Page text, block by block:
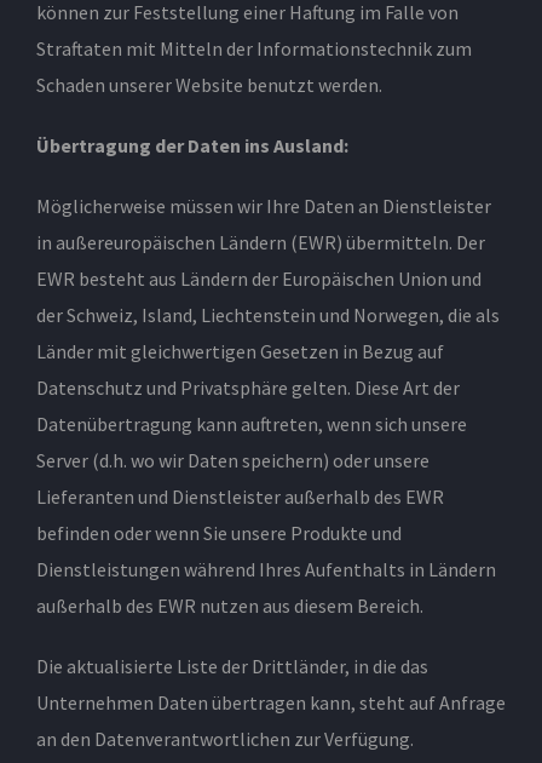
können zur Feststellung einer Haftung im Falle von
Straftaten mit Mitteln der Informationstechnik zum
Schaden unserer Website benutzt werden.
Übertragung der Daten ins Ausland:
Möglicherweise müssen wir Ihre Daten an Dienstleister
in außereuropäischen Ländern (EWR) übermitteln. Der
EWR besteht aus Ländern der Europäischen Union und
der Schweiz, Island, Liechtenstein und Norwegen, die als
Länder mit gleichwertigen Gesetzen in Bezug auf
Datenschutz und Privatsphäre gelten. Diese Art der
Datenübertragung kann auftreten, wenn sich unsere
Server (d.h. wo wir Daten speichern) oder unsere
Lieferanten und Dienstleister außerhalb des EWR
befinden oder wenn Sie unsere Produkte und
Dienstleistungen während Ihres Aufenthalts in Ländern
außerhalb des EWR nutzen aus diesem Bereich.
Die aktualisierte Liste der Drittländer, in die das
Unternehmen Daten übertragen kann, steht auf Anfrage
an den Datenverantwortlichen zur Verfügung.